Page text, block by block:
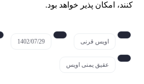
کنند، امکان پذیر خواهد بود.
اویس قرنی 1402/07/29
عقیق یمنی اویس